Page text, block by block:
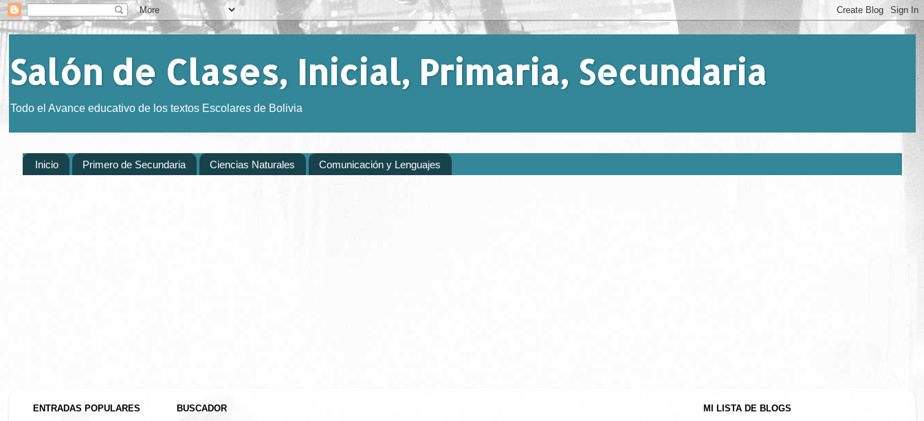
Salón de Clases, Inicial, Primaria, Secundaria
Todo el Avance educativo de los textos Escolares de Bolivia
Inicio Primero de Secundaria Ciencias Naturales Comunicación y Lenguajes
BUSCADOR
ENTRADAS POPULARES MI LISTA DE BLOGS